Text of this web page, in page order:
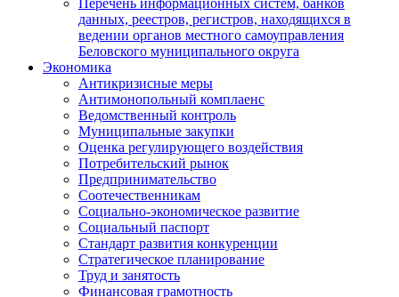
Перечень информационных систем, банков
данных, реестров, регистров, находящихся в
ведении органов местного самоуправления
Беловского муниципального округа
Экономика
Антикризисные меры
Антимонопольный комплаенс
Ведомственный контроль
Муниципальные закупки
Оценка регулирующего воздействия
Потребительский рынок
Предпринимательство
Соотечественникам
Социально-экономическое развитие
Социальный паспорт
Стандарт развития конкуренции
Стратегическое планирование
Труд и занятость
Финансовая грамотность